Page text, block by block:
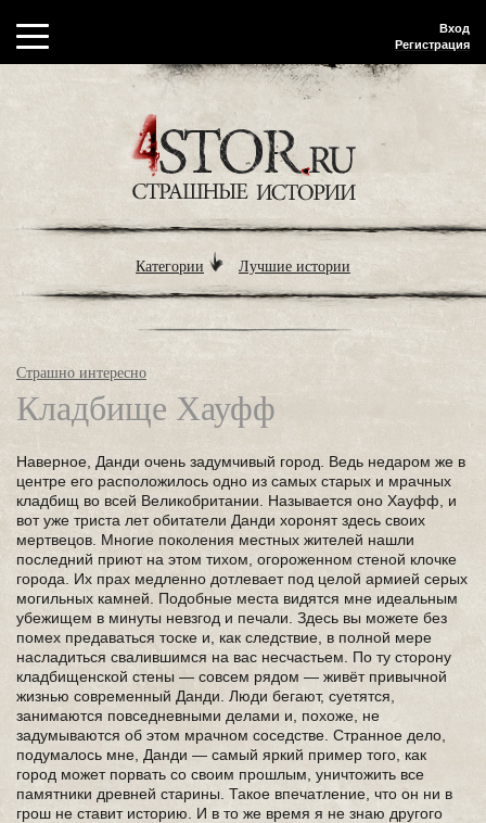
Вход
Регистрация
Категории Лучшие истории
Страшно интересно
Кладбище Хауфф
Наверное, Данди очень задумчивый город. Ведь недаром же в
центре его расположилось одно из самых старых и мрачных
кладбищ во всей Великобритании. Называется оно Хауфф, и
вот уже триста лет обитатели Данди хоронят здесь своих
мертвецов. Многие поколения местных жителей нашли
последний приют на этом тихом, огороженном стеной клочке
города. Их прах медленно дотлевает под целой армией серых
могильных камней. Подобные места видятся мне идеальным
убежищем в минуты невзгод и печали. Здесь вы можете без
помех предаваться тоске и, как следствие, в полной мере
насладиться свалившимся на вас несчастьем. По ту сторону
кладбищенской стены — совсем рядом — живёт привычной
жизнью современный Данди. Люди бегают, суетятся,
занимаются повседневными делами и, похоже, не
задумываются об этом мрачном соседстве. Странное дело,
подумалось мне, Данди — самый яркий пример того, как
город может порвать со своим прошлым, уничтожить все
памятники древней старины. Такое впечатление, что он ни в
грош не ставит историю. И в то же время я не знаю другого